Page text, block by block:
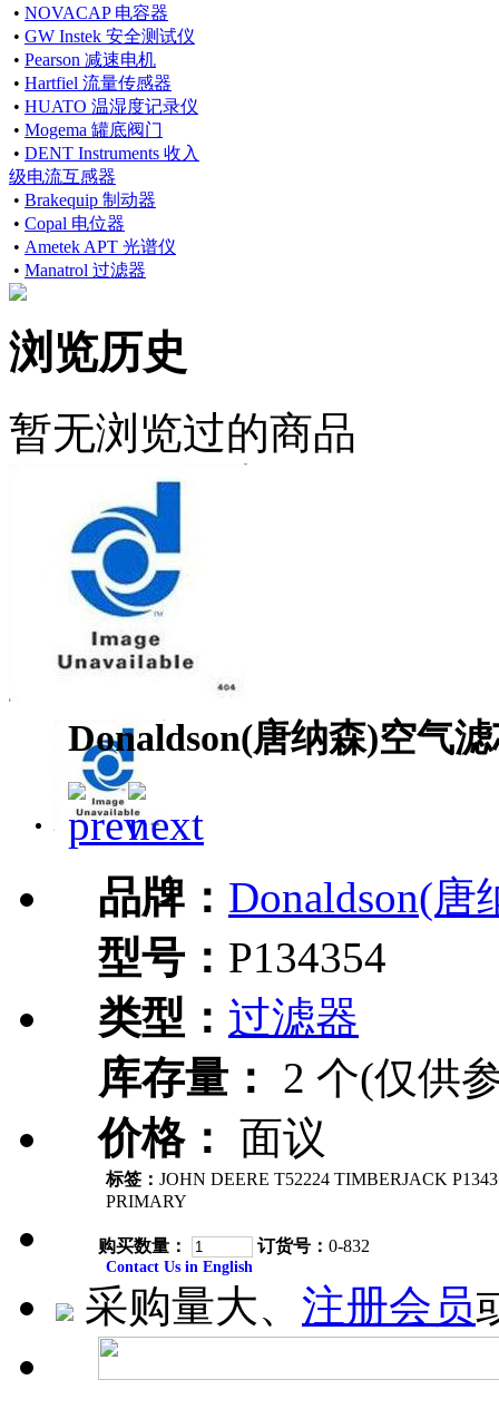
• NOVACAP 电容器
• GW Instek 安全测试仪
• Pearson 减速电机
• Hartfiel 流量传感器
• HUATO 温湿度记录仪
• Mogema 罐底阀门
• DENT Instruments 收入
级电流互感器
• Brakequip 制动器
• Copal 电位器
• Ametek APT 光谱仪
• Manatrol 过滤器
浏览历史
暂无浏览过的商品
Donaldson(唐纳森)空气滤
品牌： Donaldson(唐
型号： P134354
类型： 过滤器
库存量：
2 个(仅供
价格： 面议
标签： JOHN DEERE T52224 TIMBERJACK
PRIMARY
购买数量： 订货号： 0-832
Contact Us in English
采购量大、 注册会员